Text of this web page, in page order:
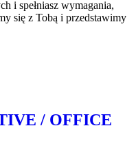
i spełniasz wymagania,
się z Tobą i przedstawimy
/ OFFICE